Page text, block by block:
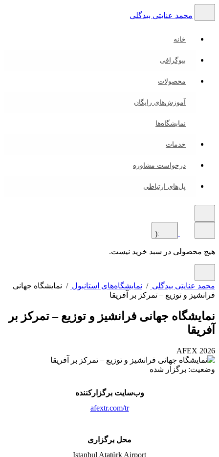
محمد عنایتی بیدگلی
خانه
بیوگرافی
محصولات
آموزش‌های رایگان
نمایشگاه‌ها
خدمات
درخواست مشاوره
پل‌های ارتباطی
محصولی در سبد خرید نیست.
عنایتی بیدگلی/نمایشگاه‌های استانبول/ نمایشگاه جهانی
و توزیع – تمرکز بر آفریقا
جهانی فرانشیز و توزیع – تمرکز بر
AFEX
برگزار شده
وب‌سایت برگزارکننده
afextr.com/tr
محل برگزاری
Istanbul Atatürk Airport